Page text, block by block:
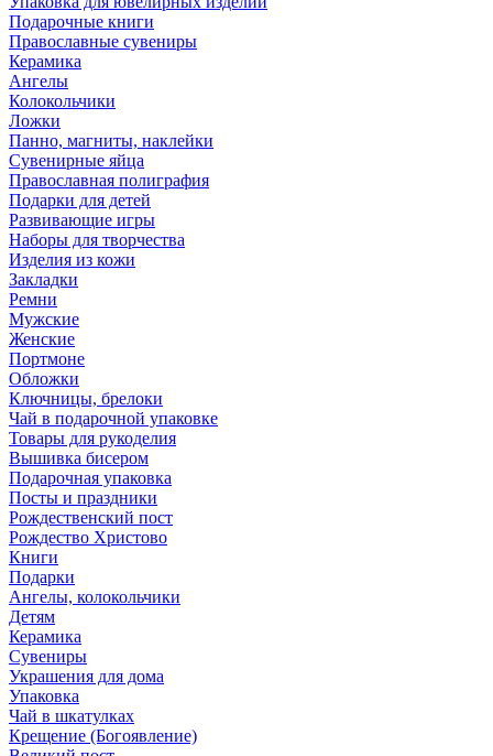
Подарочные книги
Православные сувениры
Керамика
Ангелы
Колокольчики
Ложки
Панно, магниты, наклейки
Сувенирные яйца
Православная полиграфия
Подарки для детей
Развивающие игры
Наборы для творчества
Изделия из кожи
Закладки
Ремни
Мужские
Женские
Портмоне
Обложки
Ключницы, брелоки
Чай в подарочной упаковке
Товары для рукоделия
Вышивка бисером
Подарочная упаковка
Посты и праздники
Рождественский пост
Рождество Христово
Книги
Подарки
Ангелы, колокольчики
Детям
Керамика
Сувениры
Украшения для дома
Упаковка
Чай в шкатулках
Крещение (Богоявление)